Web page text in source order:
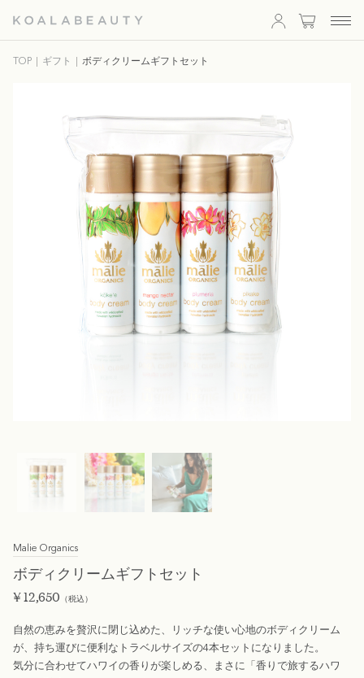
BEAUTY
TOP ギフト ボディクリームギフトセット
Malie Organics
ボディクリームギフトセット
¥12,650 （税込）
自然の恵みを贅沢に閉じ込めた、リッチな使い心地のボディクリーム
が、持ち運びに便利なトラベルサイズの4本セットになりました。
気分に合わせてハワイの香りが楽しめる、まさに「香りで旅するハワ